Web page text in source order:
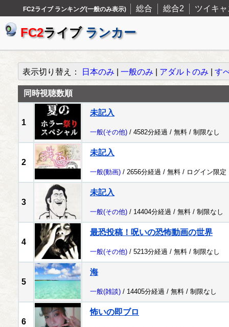
FC2ライブ ランキング(一般のみ表示) 総合 総合2 ツイキャ
FC2ライブ ランカー
表示切り替え： 日本のみ 一般のみ アダルトのみ す
同時視聴数順
1
未記入
一般(その他) / 4582分経過 / 無料 / 制限なし
2
未記入
一般(動画) / 2656分経過 / 無料 / ログイン限定
3
未記入
一般(その他) / 14404分経過 / 無料 / 制限なし
4
最恐投稿！呪いの恐怖動画の世界
一般(その他) / 5213分経過 / 無料 / 制限なし
5
海
一般(雑談) / 14405分経過 / 無料 / 制限なし
6
怖いの即ブロ